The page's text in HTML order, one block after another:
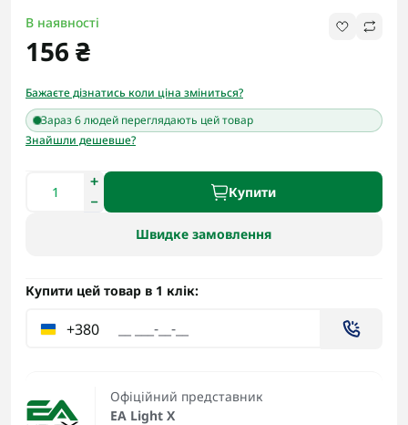
Офіційний представник
EA Light X
В наявності
156 ₴
Бажаєте дізнатись коли ціна зміниться?
Зараз 6 людей переглядають цей товар
Знайшли дешевше?
Купити
Швидке замовлення
Купити цей товар в 1 клік:
+380